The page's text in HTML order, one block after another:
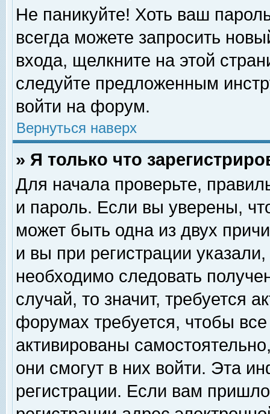
Не паникуйте! Хоть ваш
всегда можете запросить
входа, щелкните на этой
следуйте предложенным
войти на форум.
Вернуться наверх
» Я только что
Для начала проверьте,
и пароль. Если вы уверены,
может быть одна из двух
и вы при регистрации
необходимо следовать
случай, то значит, требуется
форумах требуется, чтобы
активированы
они смогут в них войти. Эта
регистрации. Если вам